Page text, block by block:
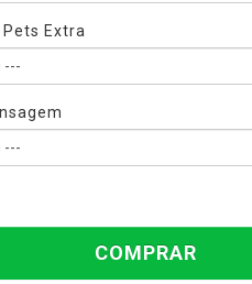
Extra
COMPRAR